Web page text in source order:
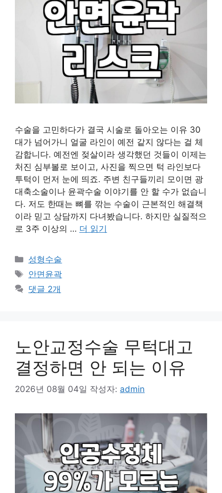
수술을 고민하다가 결국 시술로 돌아오는 이유 30
대가 넘어가니 얼굴 라인이 예전 같지 않다는 걸 체
감합니다. 예전엔 젖살이라 생각했던 것들이 이제는
처진 심부볼로 보이고, 사진을 찍으면 턱 라인보다
투턱이 먼저 눈에 띄죠. 주변 친구들끼리 모이면 광
대축소술이나 윤곽수술 이야기를 안 할 수가 없습니
다. 저도 한때는 뼈를 깎는 수술이 근본적인 해결책
이라 믿고 상담까지 다녀봤습니다. 하지만 실질적으
로 3주 이상의 … 더 읽기
카
테
리
성형수술
태
그
안면윤곽
댓글 2개
노안교정수술 무턱대고
결정하면 안 되는 이유
2026년 08월 04일 작성자: admin